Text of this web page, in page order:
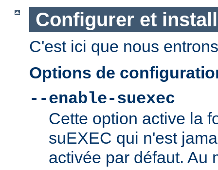
Configurer et
C'est ici que nous
Options de
--enable-suexec
Cette option active la
suEXEC qui n'est
activée par défaut. Au